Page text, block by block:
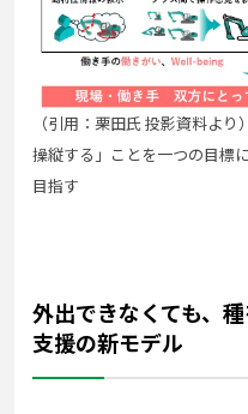
（引用：栗田氏 投影資料よ
操縦する」ことを一つの目標
目指す
外出できなくても、
支援の新モデル